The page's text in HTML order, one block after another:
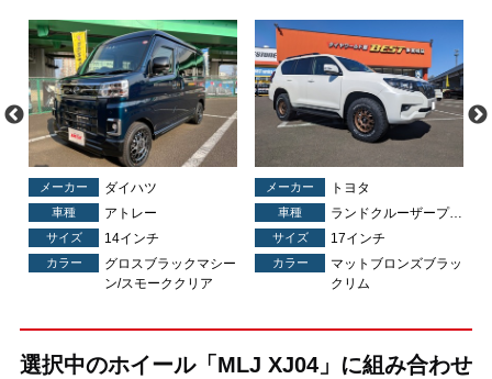
メーカー ダイハツ
車種 アトレー
サイズ 14インチ
カラー
グロスブラックマシー
ン/スモーククリア
メーカー トヨタ
車種 ランドクルーザープラド
サイズ 17インチ
カラー
マットブロンズブラッ
クリム
選択中のホイール「MLJ XJ04」に組み合わせ